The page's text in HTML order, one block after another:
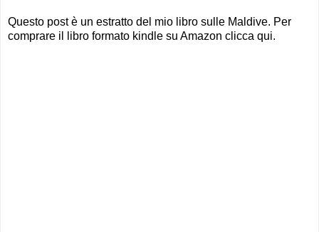
Questo post è un estratto del mio libro sulle Maldive. Per
comprare il libro formato kindle su Amazon clicca qui.